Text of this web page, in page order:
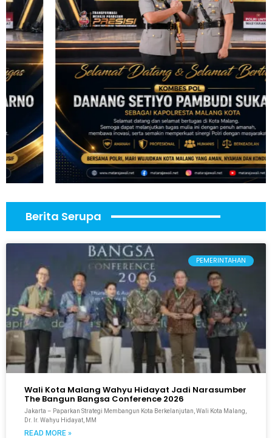
Berita Serupa
PEMERINTAHAN
Wali Kota Malang Wahyu Hidayat Jadi Narasumber
The Bangun Bangsa Conference 2026
Jakarta – Paparkan Strategi Membangun Kota Berkelanjutan, Wali Kota Malang,
Dr. Ir. Wahyu Hidayat, MM
READ MORE »